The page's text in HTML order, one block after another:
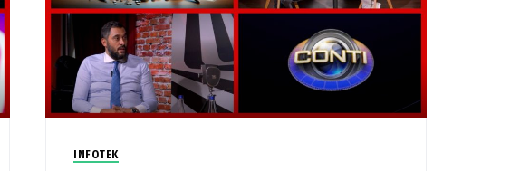
INFOTEK